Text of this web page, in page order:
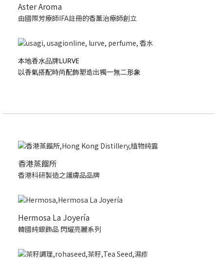
Aster Aroma
由國際芳療師IFA註冊的香薰治療師創立
本地香水品牌LURVE
以香氣搭配時尚配飾塑造出獨一無二形象
香港蒸餾所
香港科研製造之護膚品品牌
Hermosa La Joyería
韓國純銀飾品 閃耀亮麗系列